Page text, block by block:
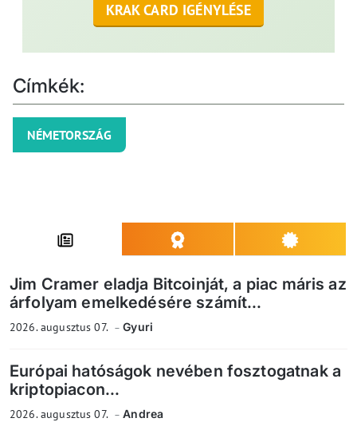
KRAK CARD IGÉNYLÉSE
Címkék:
NÉMETORSZÁG
Jim Cramer eladja Bitcoinját, a piac máris az
árfolyam emelkedésére számít...
2026. augusztus 07. Gyuri
Európai hatóságok nevében fosztogatnak a
kriptopiacon...
2026. augusztus 07. Andrea